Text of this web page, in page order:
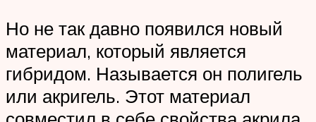
Но не так давно появился новый
материал, который является
гибридом. Называется он полигель
или акригель. Этот материал